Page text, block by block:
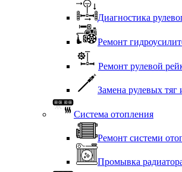
Диагностика
Ремонт
Ремонт рулевой
Замена рулевых тяг
Система отопления
Ремонт системи
Промывка